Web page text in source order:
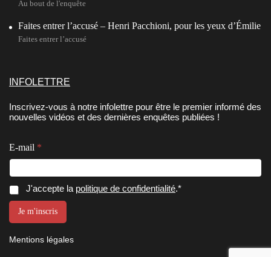
Au bout de l'enquête
Faites entrer l’accusé – Henri Pacchioni, pour les yeux d’Émilie
Faites entrer l’accusé
INFOLETTRE
Inscrivez-vous à notre infolettre pour être le premier informé des
nouvelles vidéos et des dernières enquêtes publiées !
E-mail *
E
-
i
l
*
E
-
i
l
C
C
o
s
e
n
J'accepte la politique de confidentialité.*
Je m'inscris
Mentions légales